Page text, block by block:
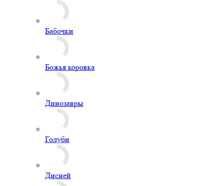
Бабочки
Божья коровка
Динозавры
Голуби
Дисней